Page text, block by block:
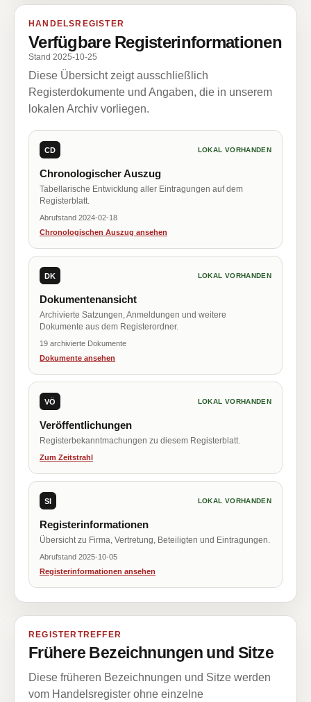
HANDELSREGISTER
Verfügbare Registerinformationen
Stand 2025-10-25
Diese Übersicht zeigt ausschließlich
Registerdokumente und Angaben, die in unserem
lokalen Archiv vorliegen.
CD LOKAL VORHANDEN
Chronologischer Auszug
Tabellarische Entwicklung aller Eintragungen auf dem
Registerblatt.
Abrufstand 2024-02-18
Chronologischen Auszug ansehen
DK LOKAL VORHANDEN
Dokumentenansicht
Archivierte Satzungen, Anmeldungen und weitere
Dokumente aus dem Registerordner.
19 archivierte Dokumente
Dokumente ansehen
VÖ LOKAL VORHANDEN
Veröffentlichungen
Registerbekanntmachungen zu diesem Registerblatt.
Zum Zeitstrahl
SI LOKAL VORHANDEN
Registerinformationen
Übersicht zu Firma, Vertretung, Beteiligten und Eintragungen.
Abrufstand 2025-10-05
Registerinformationen ansehen
REGISTERTREFFER
Frühere Bezeichnungen und Sitze
Diese früheren Bezeichnungen und Sitze werden
vom Handelsregister ohne einzelne